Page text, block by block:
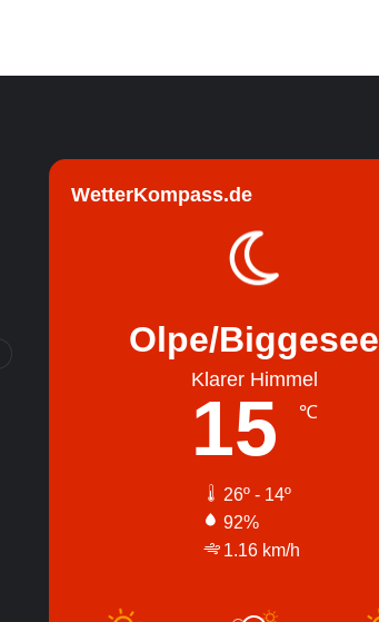
WetterKompass.de
Olpe/Biggesee
Klarer Himmel
15 ℃
26º - 14º
92%
1.16 km/h